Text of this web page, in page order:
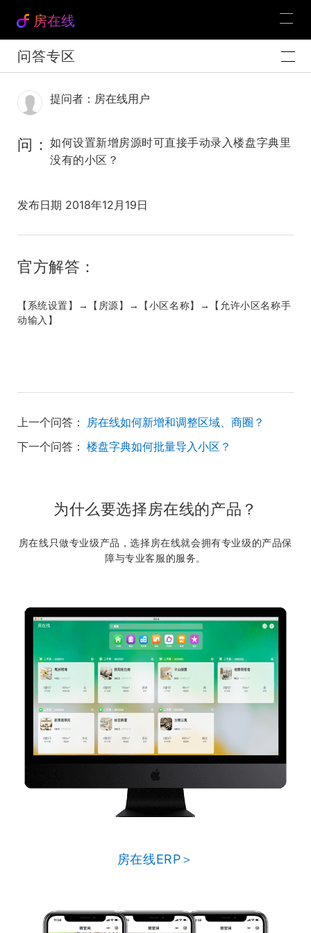
房在线
问答专区
提问者：房在线用户
问： 如何设置新增房源时可直接手动录入楼盘字典里
没有的小区？
发布日期 2018年12月19日
官方解答：
【系统设置】 →【房源】→【小区名称】→【允许小区名称手
动输入 】
上一个问答： 房在线如何新增和调整区域、商圈？
下一个问答： 楼盘字典如何批量导入小区？
为什么要选择房在线的产品？
房在线只做专业级产品，选择房在线就会拥有专业级的产品保
障与专业客服的服务。
房在线ERP＞